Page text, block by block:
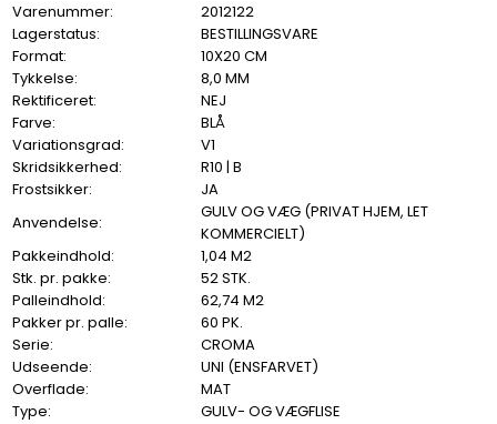
Varenummer:
2012122
Lagerstatus:
BESTILLINGSVARE
Format:
10X20 CM
Tykkelse:
8,0 MM
Rektificeret:
NEJ
Farve:
BLÅ
Variationsgrad:
V1
Skridsikkerhed:
R10 | B
Frostsikker:
JA
Anvendelse:
GULV OG VÆG (PRIVAT HJEM, LET
KOMMERCIELT)
Pakkeindhold:
1,04 M2
Stk. pr. pakke:
52 STK.
Palleindhold:
62,74 M2
Pakker pr. palle:
60 PK.
Serie:
CROMA
Udseende:
UNI (ENSFARVET)
Overflade:
MAT
Type:
GULV- OG VÆGFLISE